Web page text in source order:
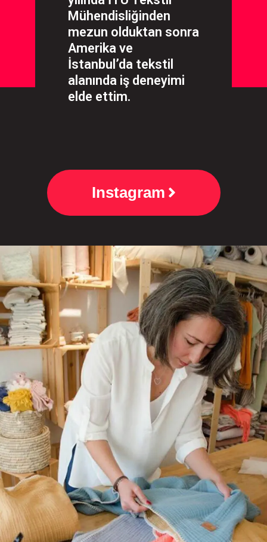
Mühendisliğinden
mezun olduktan sonra
Amerika ve
İstanbul’da tekstil
alanında iş deneyimi
elde ettim.
Instagram